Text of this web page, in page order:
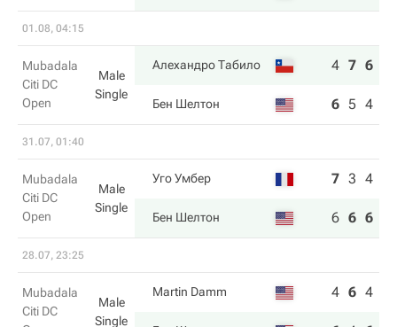
01.08, 04:15
Mubadala
Citi DC
Open
Male
Single
Алехандро Табило 4 7 6
Бен Шелтон 6 5 4
31.07, 01:40
Mubadala
Citi DC
Open
Male
Single
Уго Умбер 7 3 4
Бен Шелтон 6 6 6
28.07, 23:25
Mubadala
Citi DC
Male
Single
Martin Damm 4 6 4